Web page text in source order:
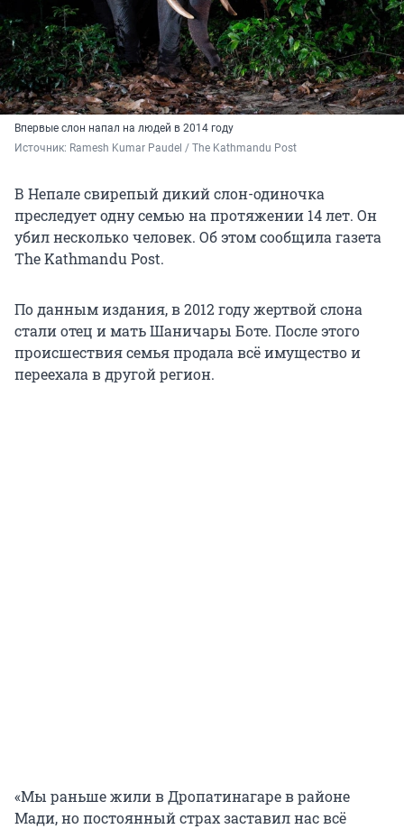
Впервые слон напал на людей в 2014 году
Источник: Ramesh Kumar Paudel / The Kathmandu Post
В Непале свирепый дикий слон-одиночка
преследует одну семью на протяжении 14 лет. Он
убил несколько человек. Об этом сообщила газета
The Kathmandu Post.
По данным издания, в 2012 году жертвой слона
стали отец и мать Шаничары Боте. После этого
происшествия семья продала всё имущество и
переехала в другой регион.
«Мы раньше жили в Дропатинaгaре в районе
Мади, но постоянный страх заставил нас всё